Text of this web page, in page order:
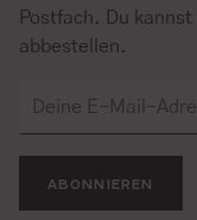
Postfach. Du
abbestellen.
ABONNIEREN